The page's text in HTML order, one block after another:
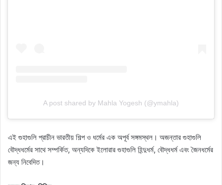
A post shared by Mahla Yogesh (@ymahla)
এই গুহাগুলি প্রাচীন ভারতীয় শিল্প ও ধর্মের এক অপূর্ব সঙ্গমস্থল। অজন্তার গুহাগুলি
বৌদ্ধধর্মের সাথে সম্পর্কিত, অন্যদিকে ইলোরার গুহাগুলি হিন্দুধর্ম, বৌদ্ধধর্ম এবং জৈনধর্মের
জন্য নিবেদিত।